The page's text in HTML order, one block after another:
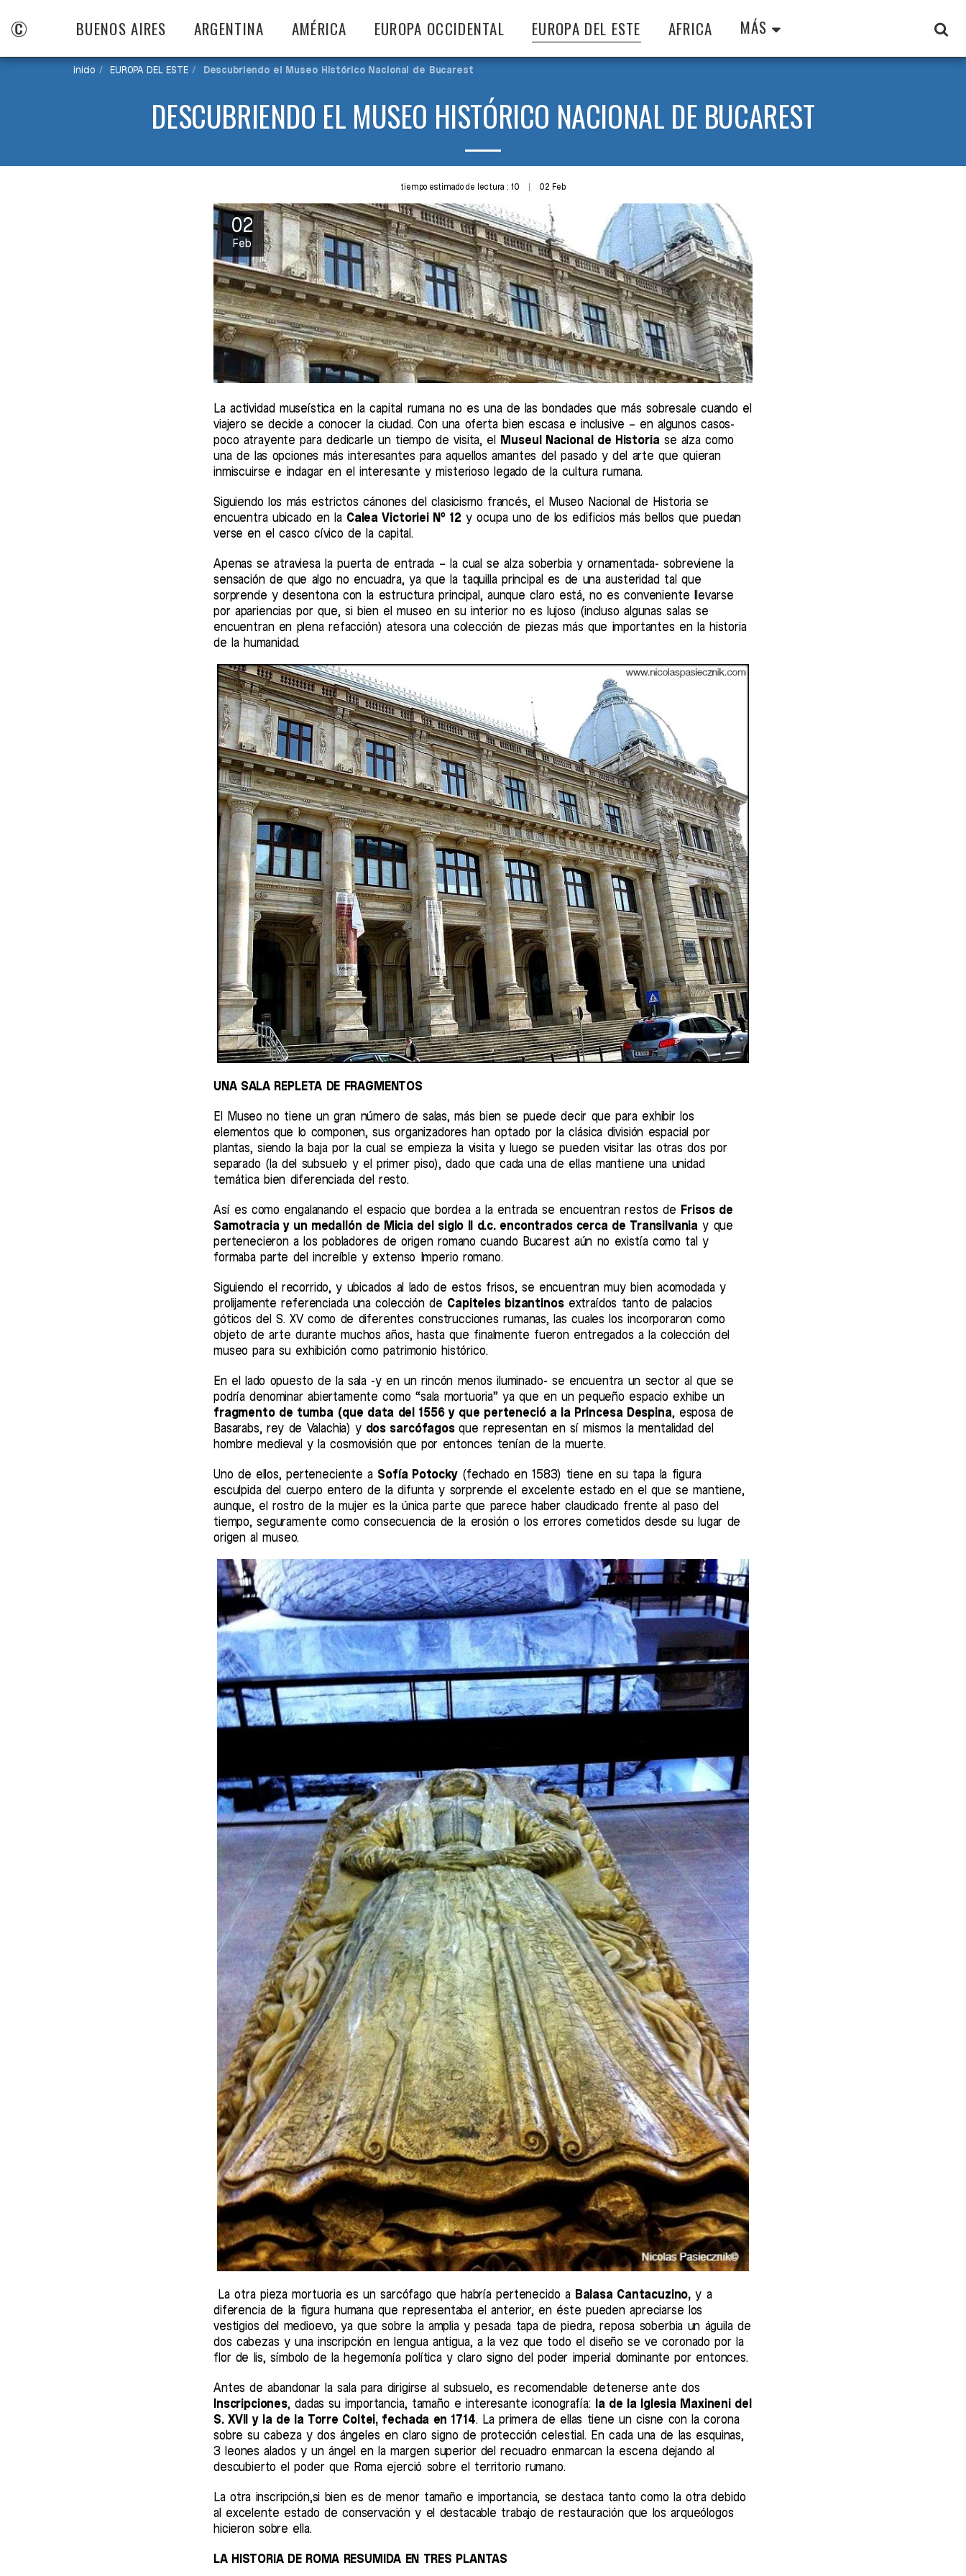
© BUENOS AIRES ARGENTINA AMÉRICA EUROPA OCCIDENTAL EUROPA DEL ESTE AFRICA MÁS
inicio EUROPA DEL ESTE Descubriendo el Museo Histórico Nacional de Bucarest
DESCUBRIENDO EL MUSEO HISTÓRICO NACIONAL DE BUCAREST
tiempo estimado de lectura : 10 02 Feb
02
Feb
La actividad museística en la capital rumana no es una de las bondades que más sobresale cuando el
viajero se decide a conocer la ciudad. Con una oferta bien escasa e inclusive – en algunos casos-
poco atrayente para dedicarle un tiempo de visita, el Museul Nacional de Historia se alza como
una de las opciones más interesantes para aquellos amantes del pasado y del arte que quieran
inmiscuirse e indagar en el interesante y misterioso legado de la cultura rumana.
Siguiendo los más estrictos cánones del clasicismo francés, el Museo Nacional de Historia se
encuentra ubicado en la Calea Victoriei Nº 12 y ocupa uno de los edificios más bellos que puedan
verse en el casco cívico de la capital.
Apenas se atraviesa la puerta de entrada – la cual se alza soberbia y ornamentada- sobreviene la
sensación de que algo no encuadra, ya que la taquilla principal es de una austeridad tal que
sorprende y desentona con la estructura principal, aunque claro está, no es conveniente llevarse
por apariencias por que, si bien el museo en su interior no es lujoso (incluso algunas salas se
encuentran en plena refacción) atesora una colección de piezas más que importantes en la historia
de la humanidad.
UNA SALA REPLETA DE FRAGMENTOS
El Museo no tiene un gran número de salas, más bien se puede decir que para exhibir los
elementos que lo componen, sus organizadores han optado por la clásica división espacial por
plantas, siendo la baja por la cual se empieza la visita y luego se pueden visitar las otras dos por
separado (la del subsuelo y el primer piso), dado que cada una de ellas mantiene una unidad
temática bien diferenciada del resto.
Así es como engalanando el espacio que bordea a la entrada se encuentran restos de Frisos de
Samotracia y un medallón de Micia del siglo II d.c. encontrados cerca de Transilvania y que
pertenecieron a los pobladores de origen romano cuando Bucarest aún no existía como tal y
formaba parte del increíble y extenso Imperio romano.
Siguiendo el recorrido, y ubicados al lado de estos frisos, se encuentran muy bien acomodada y
prolijamente referenciada una colección de Capiteles bizantinosextraídos tanto de palacios
góticos del S. XV como de diferentes construcciones rumanas, las cuales los incorporaron como
objeto de arte durante muchos años, hasta que finalmente fueron entregados a la colección del
museo para su exhibición como patrimonio histórico.
En el lado opuesto de la sala -y en un rincón menos iluminado- se encuentra un sector al que se
podría denominar abiertamente como “sala mortuoria” ya que en un pequeño espacio exhibe un
fragmento de tumba (que data del 1556 y que perteneció a la Princesa Despina , esposa de
Basarabs, rey de Valachia) y dos sarcófagosque representan en sí mismos la mentalidad del
hombre medieval y la cosmovisión que por entonces tenían de la muerte.
Uno de ellos, perteneciente a Sofía Potocky(fechado en 1583) tiene en su tapa la figura
esculpida del cuerpo entero de la difunta y sorprende el excelente estado en el que se mantiene,
aunque, el rostro de la mujer es la única parte que parece haber claudicado frente al paso del
tiempo, seguramente como consecuencia de la erosión o los errores cometidos desde su lugar de
origen al museo.
La otra pieza mortuoria es un sarcófago que habría pertenecido a Balasa Cantacuzino, y a
diferencia de la figura humana que representaba el anterior, en éste pueden apreciarse los
vestigios del medioevo, ya que sobre la amplia y pesada tapa de piedra, reposa soberbia un águila de
dos cabezas y una inscripción en lengua antigua, a la vez que todo el diseño se ve coronado por la
flor de lis, símbolo de la hegemonía política y claro signo del poder imperial dominante por entonces.
Antes de abandonar la sala para dirigirse al subsuelo, es recomendable detenerse ante dos
Inscripciones, dadas su importancia, tamaño e interesante iconografía: la de la Iglesia Maxineni del
S. XVII y la de la Torre Coltei, fechada en 1714. La primera de ellas tiene un cisne con la corona
sobre su cabeza y dos ángeles en claro signo de protección celestial. En cada una de las esquinas,
3 leones alados y un ángel en la margen superior del recuadro enmarcan la escena dejando al
descubierto el poder que Roma ejerció sobre el territorio rumano.
La otra inscripción,si bien es de menor tamaño e importancia, se destaca tanto como la otra debido
al excelente estado de conservación y el destacable trabajo de restauración que los arqueólogos
hicieron sobre ella.
LA HISTORIA DE ROMA RESUMIDA EN TRES PLANTAS